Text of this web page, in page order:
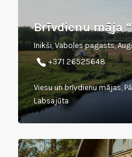
Brīvdienu māja
Inikši, Vaboles pagasts,
+371 26525648
Viesu un brīvdienu mājas,
Labsajūta